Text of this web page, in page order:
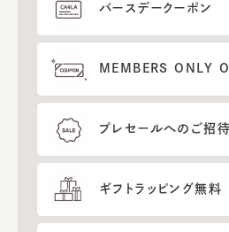
バースデークーポン
MEMBERS ONLY
プレセールへのご招待
ギフトラッピング無料